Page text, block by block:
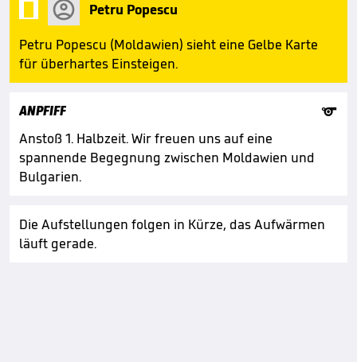
Petru Popescu
Petru Popescu (Moldawien) sieht eine Gelbe Karte
für überhartes Einsteigen.
ANPFIFF

Anstoß 1. Halbzeit. Wir freuen uns auf eine
spannende Begegnung zwischen Moldawien und
Bulgarien.
Die Aufstellungen folgen in Kürze, das Aufwärmen
läuft gerade.